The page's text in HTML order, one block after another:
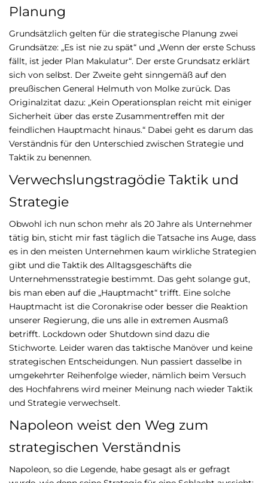
Planung
Grundsätzlich gelten für die strategische Planung zwei
Grundsätze: „Es ist nie zu spät“ und „Wenn der erste Schuss
fällt, ist jeder Plan Makulatur“. Der erste Grundsatz erklärt
sich von selbst. Der Zweite geht sinngemäß auf den
preußischen General Helmuth von Molke zurück. Das
Originalzitat dazu: „Kein Operationsplan reicht mit einiger
Sicherheit über das erste Zusammentreffen mit der
feindlichen Hauptmacht hinaus.“ Dabei geht es darum das
Verständnis für den Unterschied zwischen Strategie und
Taktik zu benennen.
Verwechslungstragödie Taktik und
Strategie
Obwohl ich nun schon mehr als 20 Jahre als Unternehmer
tätig bin, sticht mir fast täglich die Tatsache ins Auge, dass
es in den meisten Unternehmen kaum wirkliche Strategien
gibt und die Taktik des Alltagsgeschäfts die
Unternehmensstrategie bestimmt. Das geht solange gut,
bis man eben auf die „Hauptmacht“ trifft. Eine solche
Hauptmacht ist die Coronakrise oder besser die Reaktion
unserer Regierung, die uns alle in extremen Ausmaß
betrifft. Lockdown oder Shutdown sind dazu die
Stichworte. Leider waren das taktische Manöver und keine
strategischen Entscheidungen. Nun passiert dasselbe in
umgekehrter Reihenfolge wieder, nämlich beim Versuch
des Hochfahrens wird meiner Meinung nach wieder Taktik
und Strategie verwechselt.
Napoleon weist den Weg zum
strategischen Verständnis
Napoleon, so die Legende, habe gesagt als er gefragt